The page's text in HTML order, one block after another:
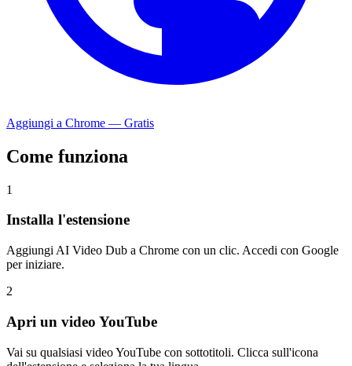
Aggiungi a Chrome — Gratis
Come funziona
1
Installa l'estensione
Aggiungi AI Video Dub a Chrome con un clic. Accedi con Google
per iniziare.
2
Apri un video YouTube
Vai su qualsiasi video YouTube con sottotitoli. Clicca sull'icona